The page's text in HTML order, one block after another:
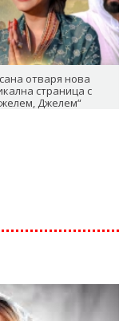
отваря нова
страница с
Джелем“